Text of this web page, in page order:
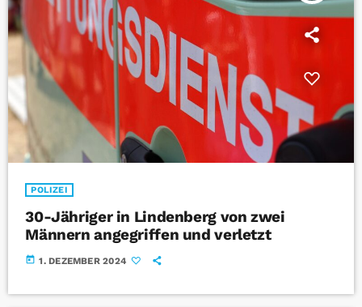
POLIZEI
30-Jähriger in Lindenberg von zwei
Männern angegriffen und verletzt
today 1. DEZEMBER 2024